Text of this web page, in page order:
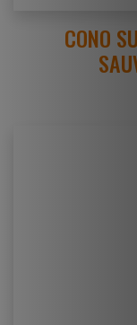
CONO